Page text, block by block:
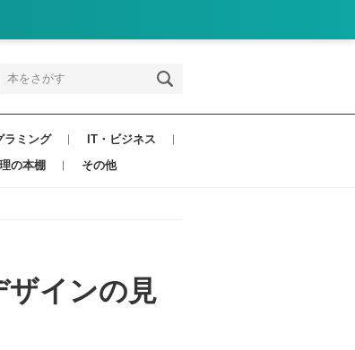
ラミング
IT・ビジネス
の本棚 その他
ザインの見